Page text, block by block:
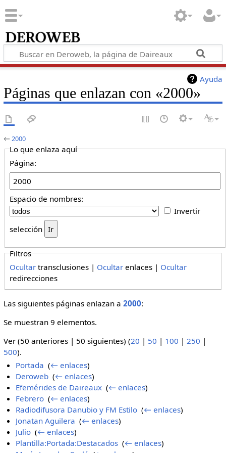
Ayuda
Páginas que enlazan con «2000»
←2000
Lo que enlaza aquí
Página:
Espacio de nombres:
Invertir
selección
Filtros
Ocultar transclusiones | Ocultar enlaces | Ocultar
redirecciones
Las siguientes páginas enlazan a 2000:
Se muestran 9 elementos.
Ver (50 anteriores | 50 siguientes) (20 | 50 | 100 | 250 |
500).
Portada ‎(← enlaces)
Deroweb ‎(← enlaces)
Efemérides de Daireaux ‎(← enlaces)
Febrero ‎(← enlaces)
Radiodifusora Danubio y FM Estilo ‎(← enlaces)
Jonatan Aguilera ‎(← enlaces)
Julio ‎(← enlaces)
Plantilla:Portada:Destacados ‎(← enlaces)